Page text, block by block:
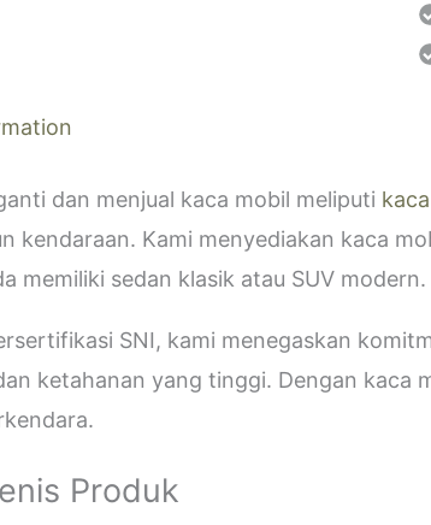
dan menjual kaca mobil meliputi
kendaraan. Kami menyediakan kaca
memiliki sedan klasik atau SUV modern.
SNI, kami menegaskan
ketahanan yang tinggi. Dengan kaca
Produk